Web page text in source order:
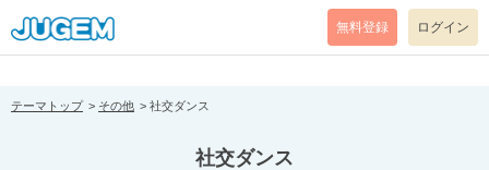
[pear_error: message="Success" code=0 mode=return level=notice
prefix="" info=""]
無料登録 ログイン
テーマトップ その他 社交ダンス
社交ダンス